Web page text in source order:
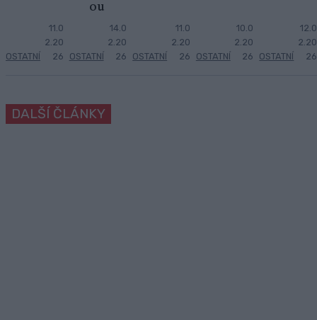
OSTATNÍ
11.0
2.20
26
ou
OSTATNÍ
14.0
2.20
26
OSTATNÍ
11.0
2.20
26
OSTATNÍ
10.0
2.20
26
OSTATNÍ
12.0
2.20
26
DALŠÍ ČLÁNKY